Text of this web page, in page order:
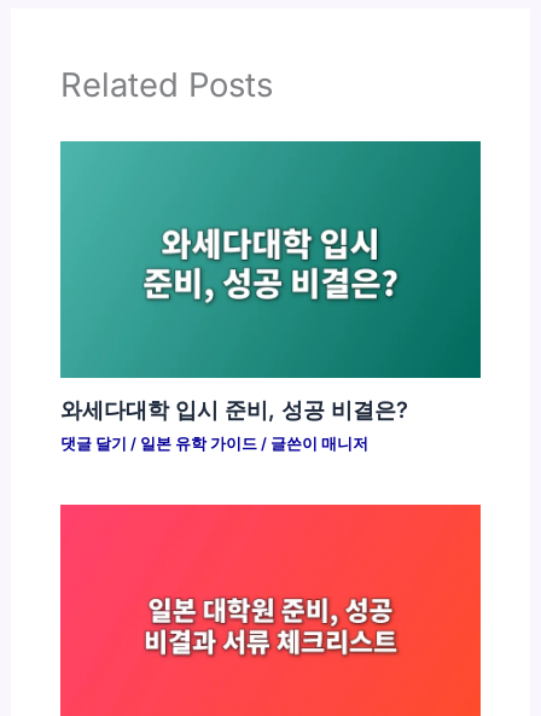
Related Posts
와세다대학 입시 준비, 성공 비결은?
댓글 달기 / 일본 유학 가이드/ 글쓴이 매니저